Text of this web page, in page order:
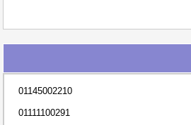
01145002210
01111100291